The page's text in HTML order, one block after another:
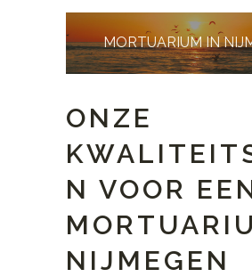
MORTUARIUM IN
ONZE
N VOOR
NIJMEGEN